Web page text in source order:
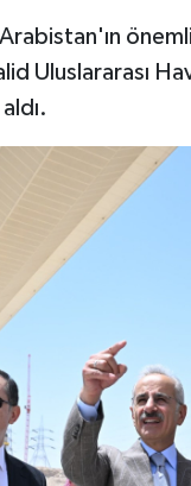
önemli
Uluslararası